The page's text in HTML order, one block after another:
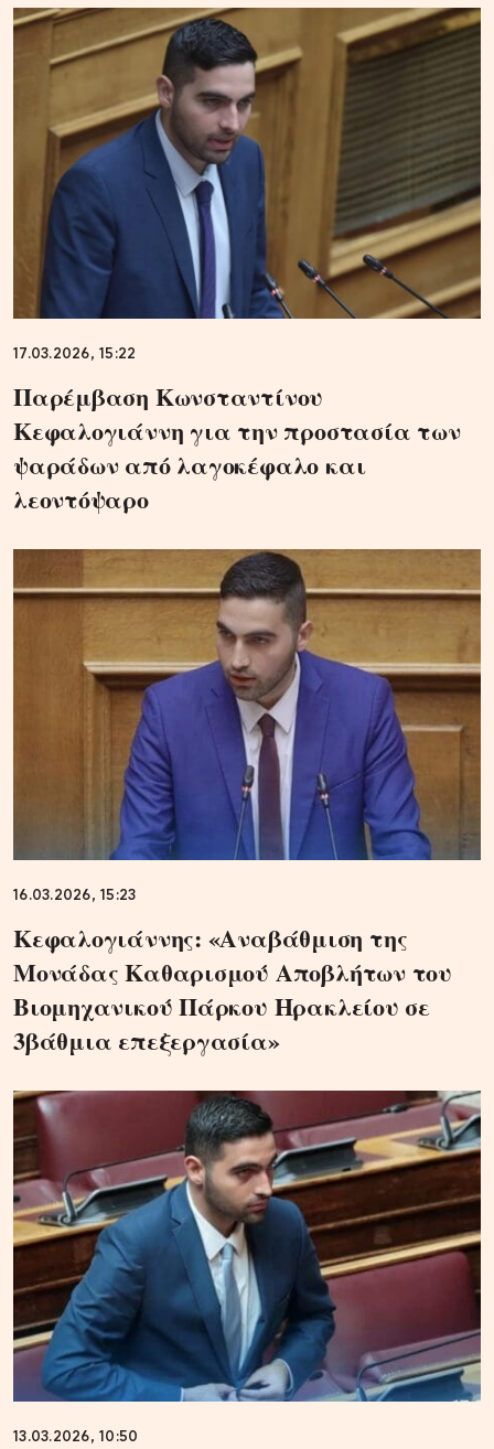
17.03.2026, 15:22
Παρέμβαση Κωνσταντίνου
Κεφαλογιάννη για την προστασία των
ψαράδων από λαγοκέφαλο και
λεοντόψαρο
16.03.2026, 15:23
Κεφαλογιάννης: «Αναβάθμιση της
Μονάδας Καθαρισμού Αποβλήτων του
Βιομηχανικού Πάρκου Ηρακλείου σε
3βάθμια επεξεργασία»
13.03.2026, 10:50